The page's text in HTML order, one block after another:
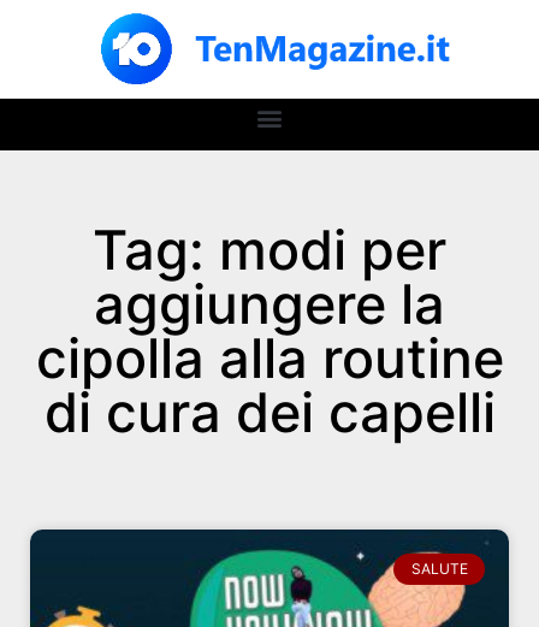
Tag: modi per
aggiungere la
cipolla alla routine
di cura dei capelli
SALUTE